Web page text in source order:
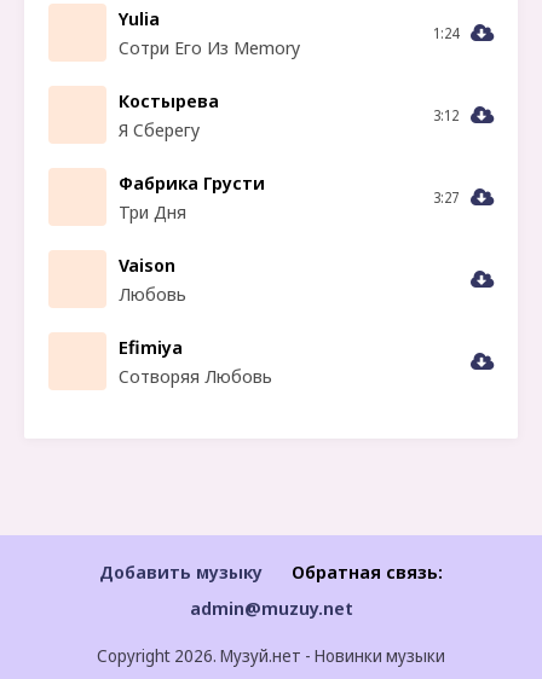
Yulia
Сотри Его Из Memory
1:24
Костырева
Я Сберегу
3:12
Фабрика Грусти
Три Дня
3:27
Vaison
Любовь
Efimiya
Сотворяя Любовь
Добавить музыку
Обратная связь:
admin@muzuy.net
Copyright 2026. Музуй.нет - Новинки музыки